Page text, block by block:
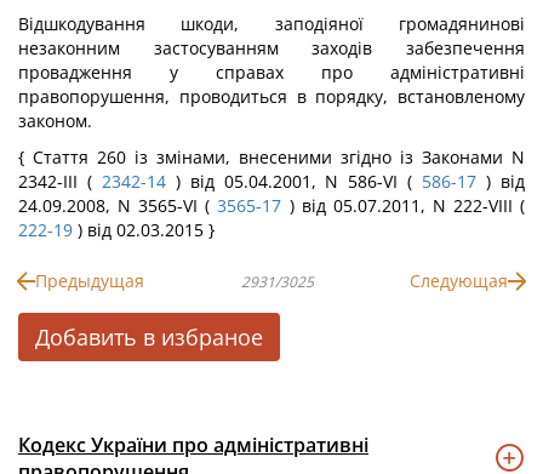
Відшкодування шкоди, заподіяної громадянинові
незаконним застосуванням заходів забезпечення
провадження у справах про адміністративні
правопорушення, проводиться в порядку, встановленому
законом.
{ Стаття 260 із змінами, внесеними згідно із Законами N
2342-III ( 2342-14) від 05.04.2001, N 586-VI ( 586-17 ) від
24.09.2008, N 3565-VI (3565-17 ) від 05.07.2011, N 222-VIII (
222-19 ) від 02.03.2015 }
Предыдущая 2931/3025 Следующая
Добавить в избраное
Кодекс України про адміністративні